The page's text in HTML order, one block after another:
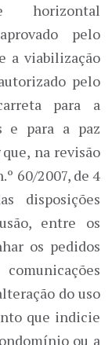
horizontal
pelo
a viabilização
pelo
para a
e para a paz
na revisão
60/2007, de 4
disposições
entre os
os pedidos
do uso
que indicie
ou a